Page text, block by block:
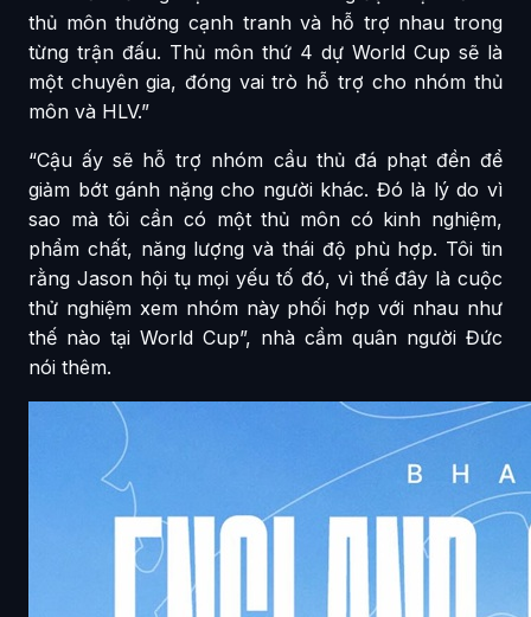
thủ môn thường cạnh tranh và hỗ trợ nhau trong
từng trận đấu. Thủ môn thứ 4 dự World Cup sẽ là
một chuyên gia, đóng vai trò hỗ trợ cho nhóm thủ
môn và HLV.”
“Cậu ấy sẽ hỗ trợ nhóm cầu thủ đá phạt đền để
giảm bớt gánh nặng cho người khác. Đó là lý do vì
sao mà tôi cần có một thủ môn có kinh nghiệm,
phẩm chất, năng lượng và thái độ phù hợp. Tôi tin
rằng Jason hội tụ mọi yếu tố đó, vì thế đây là cuộc
thử nghiệm xem nhóm này phối hợp với nhau như
thế nào tại World Cup”, nhà cầm quân người Đức
nói thêm.